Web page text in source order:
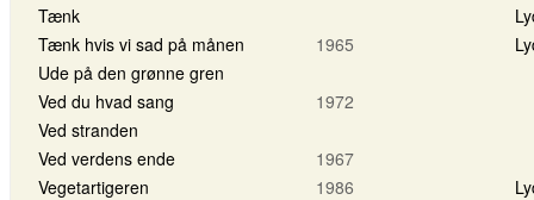
Tænk
Tænk hvis vi sad på månen
1965
Ude på den grønne gren
Ved du hvad sang
1972
Ved stranden
Ved verdens ende
1967
Vegetartigeren
1986